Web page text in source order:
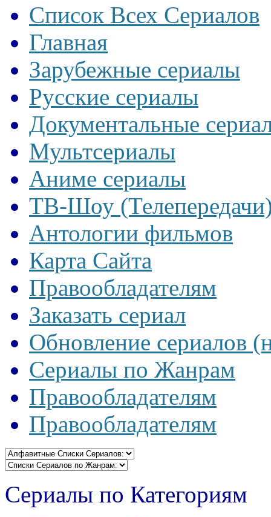
Список Всех Сериалов
Главная
Зарубежные сериалы
Русские сериалы
Документальные
Мультсериалы
Аниме сериалы
ТВ-Шоу
Антологии фильмов
Карта Сайта
Правообладателям
Заказать сериал
Обновление сериалов
Сериалы по Жанрам
Правообладателям
Правообладателям
Сериалы по Категориям